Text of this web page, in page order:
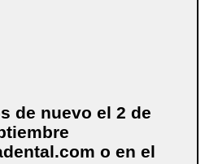
de nuevo el 2 de
o en el